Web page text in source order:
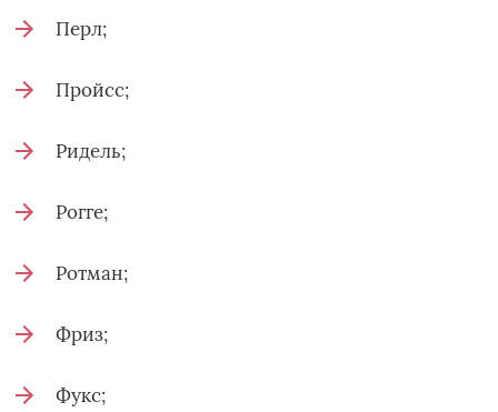
Перл;
Пройсс;
Ридель;
Рогге;
Ротман;
Фриз;
Фукс;